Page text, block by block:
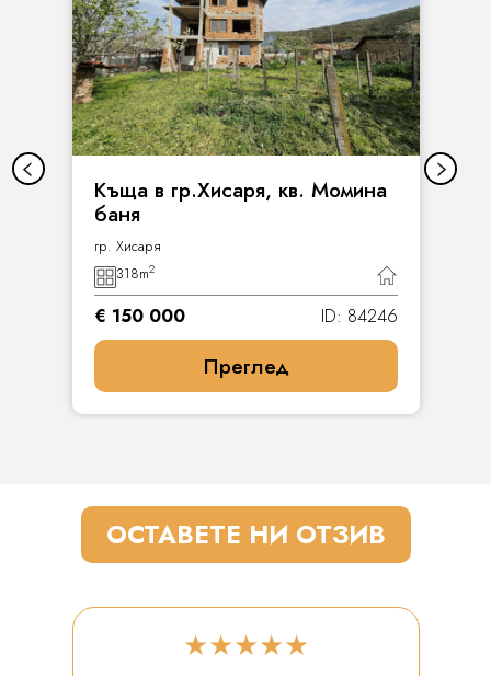
Къща в гр.Хисаря, кв. Момина
баня
гр. Хисаря
318m2
€ 150 000 ID: 84246
Преглед
ОСТАВЕТЕ НИ ОТЗИВ
★★★★★